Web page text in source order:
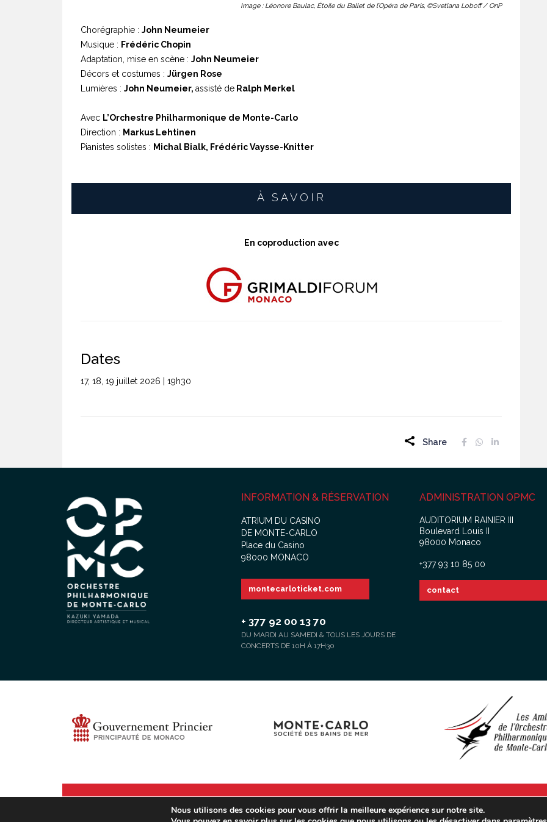
Image : Léonore Baulac, Étoile du Ballet de l’Opéra de Paris, ©Svetlana Loboff / OnP
Chorégraphie : John Neumeier
Musique : Frédéric Chopin
Adaptation, mise en scène : John Neumeier
Décors et costumes : Jürgen Rose
Lumières : John Neumeier, assisté de Ralph Merkel
Avec L’Orchestre Philharmonique de Monte-Carlo
Direction : Markus Lehtinen
Pianistes solistes : Michal Bialk, Frédéric Vaysse-Knitter
À SAVOIR
En coproduction avec
Dates
17, 18, 19 juillet 2026 | 19h30
Share
INFORMATION & RÉSERVATION
ATRIUM DU CASINO
DE MONTE-CARLO
Place du Casino
98000 MONACO
montecarloticket.com
+ 377 92 00 13 70
DU MARDI AU SAMEDI & TOUS LES JOURS DE
CONCERTS DE 10H À 17H30
ADMINISTRATION OPMC
AUDITORIUM RAINIER III
Boulevard Louis II
98000 Monaco
+377 93 10 85 00
contact
© opmc.mc | Tous Droits Réservés |Mentions Légales
Nous utilisons des cookies pour vous offrir la meilleure expérience sur notre site.